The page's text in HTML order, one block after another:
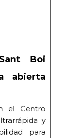
Boi
abierta
el Centro
y
para